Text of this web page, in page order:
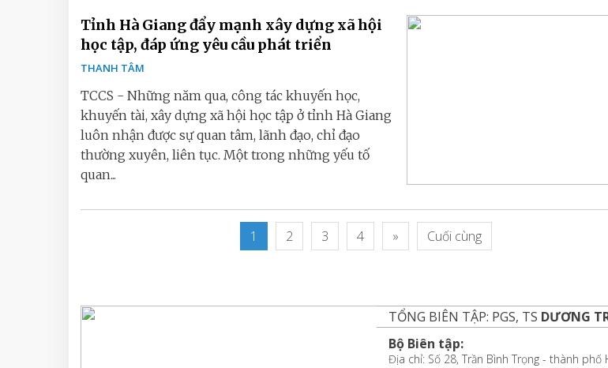
Tỉnh Hà Giang đẩy mạnh xây dựng xã hội
học tập, đáp ứng yêu cầu phát triển
THANH TÂM
TCCS - Những năm qua, công tác khuyến học,
khuyến tài, xây dựng xã hội học tập ở tỉnh Hà Giang
luôn nhận được sự quan tâm, lãnh đạo, chỉ đạo
thường xuyên, liên tục. Một trong những yếu tố
quan...
1 2 3 4 » Cuối cùng
TỔNG BIÊN TẬP: PGS, TS DƯƠNG
Bộ Biên tập:
Địa chỉ: Số 28, Trần Bình Trọng - thành phố